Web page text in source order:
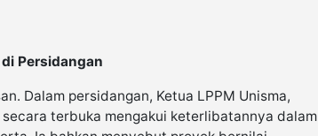
Persidangan
Dalam persidangan, Ketua LPPM Unisma,
secara terbuka mengakui keterlibatannya dalam